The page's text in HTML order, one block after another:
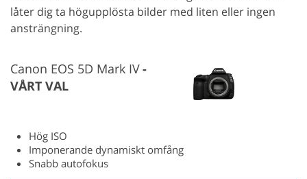
låter dig ta högupplösta bilder med liten eller ingen
ansträngning.
Canon EOS 5D Mark IV
VÅRT VAL
Hög ISO
Imponerande dynamiskt omfång
Snabb autofokus